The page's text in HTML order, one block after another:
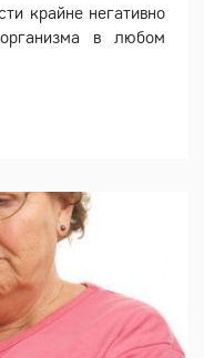
крайне негативно
в любом